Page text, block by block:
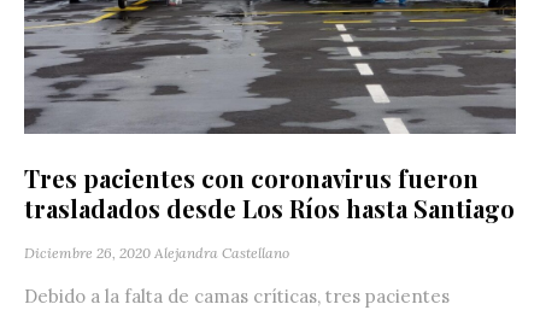
Tres pacientes con coronavirus fueron
trasladados desde Los Ríos hasta Santiago
Diciembre 26, 2020 Alejandra Castellano
Debido a la falta de camas críticas, tres pacientes